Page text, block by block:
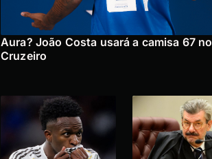
Aura? João Costa usará a camisa 67 no
Cruzeiro